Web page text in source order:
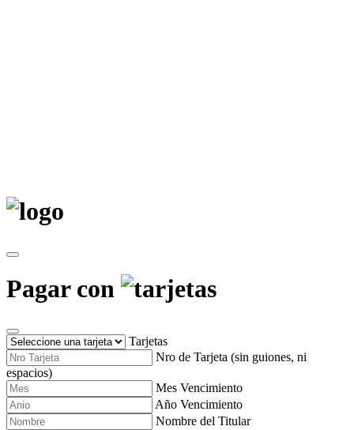
Pagar con
Tarjetas
Nro de Tarjeta (sin guiones, ni
espacios)
Mes Vencimiento
Año Vencimiento
Nombre del Titular